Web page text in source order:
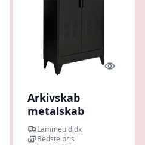
look Quick
Arkivskab
metalskab
multifunktionelt
skab med
Lammeuld.dk
Bedste pris